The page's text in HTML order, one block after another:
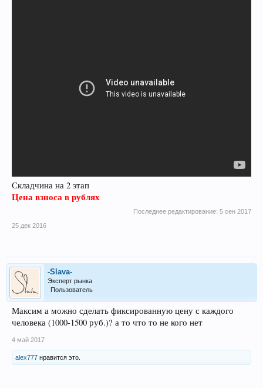
Складчина на 2 этап
Цена взноса в рублях
Последнее редактирование: 5 сен 2017
25 дек 2016
-Slava-
Эксперт рынка
Пользователь
Максим а можно сделать фиксированную цену с каждого
человека (1000-1500 руб.)? а то что то не кого нет
4 май 2017
alex777 нравится это.